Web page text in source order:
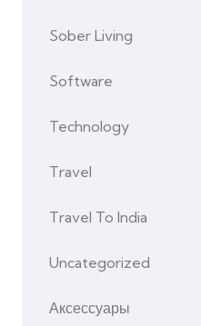
Sober Living
Software
Technology
Travel
Travel To India
Uncategorized
Аксессуары